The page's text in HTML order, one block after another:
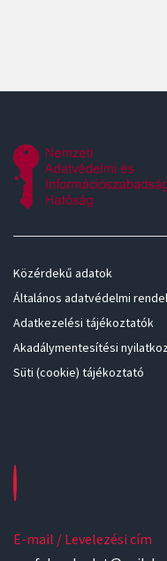
Közérdekű adatok
Általános adatvédelmi
Adatkezelési tájékoztatók
Akadálymentesítési
Süti (cookie) tájékoztató
E-mail / Levelezési cím